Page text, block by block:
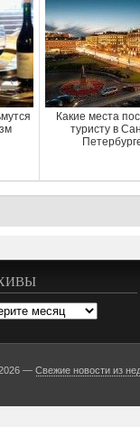
Какие места
туристу в
2026 —Свежие новости из